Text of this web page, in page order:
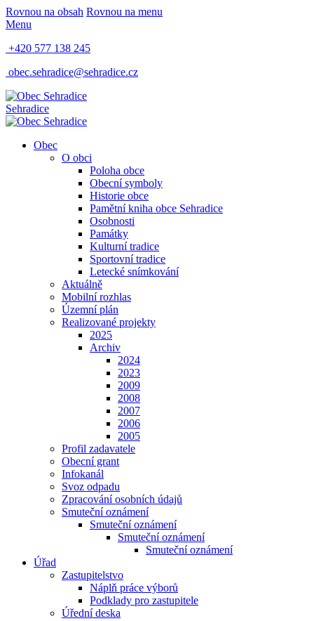
Rovnou na obsah Rovnou na menu
Menu
+420 577 138 245
obec.sehradice@sehradice.cz
Sehradice
Obec
O obci
Poloha obce
Obecní symboly
Historie obce
Pamětní kniha obce Sehradice
Osobnosti
Památky
Kulturní tradice
Sportovní tradice
Letecké snímkování
Aktuálně
Mobilní rozhlas
Územní plán
Realizované projekty
2025
Archiv
2024
2023
2009
2008
2007
2006
2005
Profil zadavatele
Obecní grant
Infokanál
Svoz odpadu
Zpracování osobních údajů
Smuteční oznámení
Smuteční oznámení
Smuteční oznámení
Smuteční oznámení
Úřad
Zastupitelstvo
Náplň práce výborů
Podklady pro zastupitele
Úřední deska